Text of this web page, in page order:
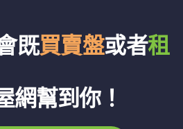
既買賣盤或者租
網幫到你！